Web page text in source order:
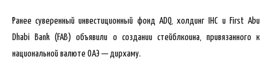
Ранее суверенный инвестиционный фонд ADQ, холдинг IHC и First Abu
Dhabi Bank (FAB) объявили о создании стейблкоина, привязанного к
национальной валюте ОАЭ — дирхаму.